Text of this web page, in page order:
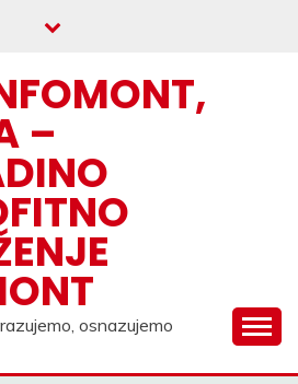
–
osnazujemo